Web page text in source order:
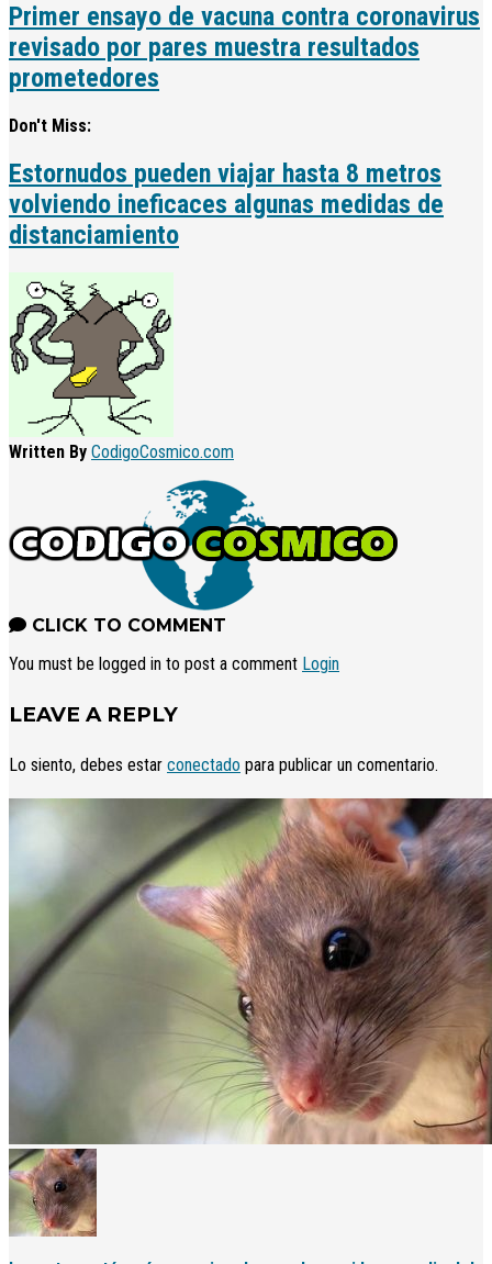
Primer ensayo de vacuna contra coronavirus
revisado por pares muestra resultados
prometedores
Don't Miss:
Estornudos pueden viajar hasta 8 metros
volviendo ineficaces algunas medidas de
distanciamiento
Written By CodigoCosmico.com
CLICK TO COMMENT
You must be logged in to post a comment Login
LEAVE A REPLY
Lo siento, debes estar conectado para publicar un comentario.